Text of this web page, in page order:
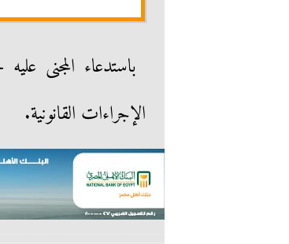
باستدعاء المجنى
الإجراءات القانونية.